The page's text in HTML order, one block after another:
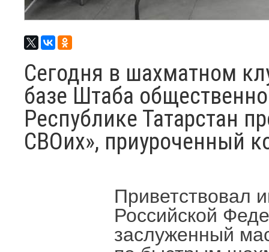
Сегодня в шахматном
базе Штаба
Республике Татарстан
СВОих», приуроченный
Приветствовал
Российской
заслуженный